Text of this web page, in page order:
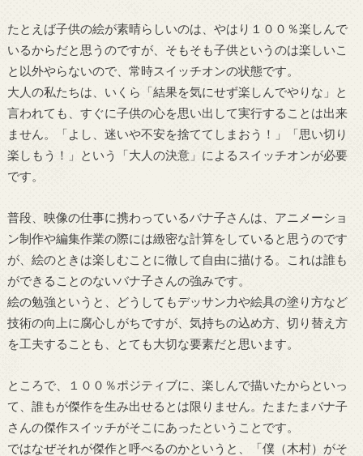
たとえば子供の絵が素晴らしいのは、やはり１００％楽しんで
いるからだと思うのですが、そもそも子供というのは楽しいこ
と以外やらないので、常時スイッチオンの状態です。
大人の私たちは、いくら「結果を気にせず楽しんでやりな」と
言われても、すぐに子供の心を思い出して実行することは出来
ません。「よし、迷いや不安を捨ててしまおう！」「思い切り
楽しもう！」という「大人の決意」によるスイッチオンが必要
です。
普段、映像の仕事に携わっているバナ子さんは、アニメーショ
ン制作や編集作業の際には緻密な計算をしていると思うのです
が、絵のときは楽しむことに徹して自由に描ける。これは誰も
ができることのないバナ子さんの強みです。
絵の勉強というと、どうしてもデッサン力や絵具の塗り方など
技術の向上に腐心しがちですが、気持ちの込め方、切り替え方
を工夫することも、とても大切な要素だと思います。
ところで、１００％ポジティブに、楽しんで描いたからといっ
て、誰もが傑作を生み出せるとは限りません。たまたまバナ子
さんの傑作スイッチがそこにあったということです。
ではなぜそれが傑作と呼べるのかというと、「僕（木村）がそ